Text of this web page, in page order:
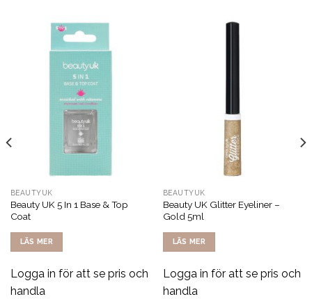
BEAUTYUK
Beauty UK 5 In 1 Base & Top
Coat
LÄS MER
Logga in för att se pris och
handla
BEAUTYUK
Beauty UK Glitter Eyeliner –
Gold 5ml
LÄS MER
Logga in för att se pris och
handla